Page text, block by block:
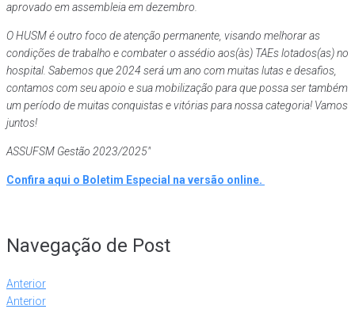
aprovado em assembleia em dezembro.
O HUSM é outro foco de atenção permanente, visando melhorar as
condições de trabalho e combater o assédio aos(às) TAEs lotados(as) no
hospital. Sabemos que 2024 será um ano com muitas lutas e desafios,
contamos com seu apoio e sua mobilização para que possa ser também
um período de muitas conquistas e vitórias para nossa categoria! Vamos
juntos!
ASSUFSM Gestão 2023/2025″
Confira aqui o Boletim Especial na versão online.
Navegação de Post
Anterior
Anterior